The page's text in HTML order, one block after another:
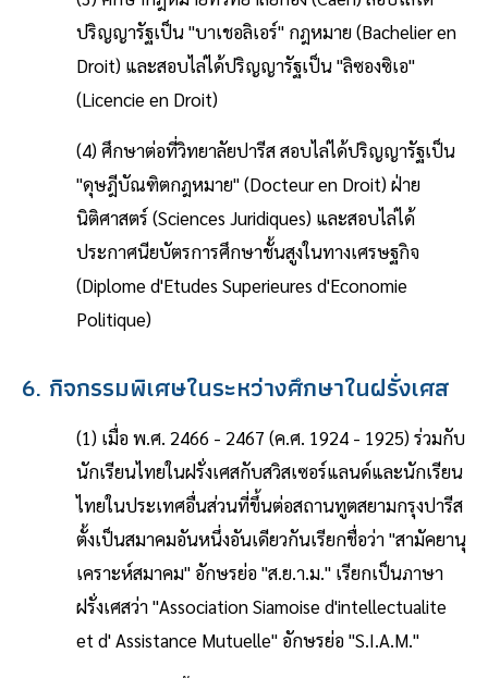
ปริญญารัฐเป็น "บาเชอลิเอร์" กฎหมาย (Bachelier en
Droit) และสอบไล่ได้ปริญญารัฐเป็น "ลิซองซิเอ"
(Licencie en Droit)
(4) ศึกษาต่อที่วิทยาลัยปารีส สอบไล่ได้ปริญญารัฐเป็น
"ดุษฎีบัณฑิตกฎหมาย" (Docteur en Droit) ฝ่าย
นิติศาสตร์ (Sciences Juridiques) และสอบไล่ได้
ประกาศนียบัตรการศึกษาชั้นสูงในทางเศรษฐกิจ
(Diplome d'Etudes Superieures d'Economie
Politique)
6. กิจกรรมพิเศษในระหว่างศึกษาในฝรั่งเศส
(1) เมื่อ พ.ศ. 2466 - 2467 (ค.ศ. 1924 - 1925) ร่วมกับ
นักเรียนไทยในฝรั่งเศสกับสวิสเซอร์แลนด์และนักเรียน
ไทยในประเทศอื่นส่วนที่ขึ้นต่อสถานทูตสยามกรุงปารีส
ตั้งเป็นสมาคมอันหนึ่งอันเดียวกันเรียกชื่อว่า "สามัคยานุ
เคราะห์สมาคม" อักษรย่อ "ส.ย.า.ม." เรียกเป็นภาษา
ฝรั่งเศสว่า "Association Siamoise d'intellectualite
et d' Assistance Mutuelle" อักษรย่อ "S.I.A.M."